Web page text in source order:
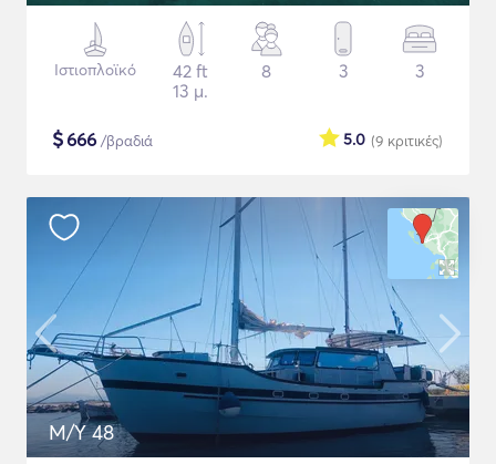
Ιστιοπλοϊκό
42 ft
13 μ.
8 3 3
$666 /βραδιά (9 κριτικές)
5.0
M/Y 48